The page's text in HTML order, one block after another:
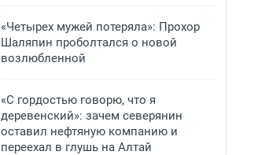
«Четырех мужей потеряла»: Прохор
Шаляпин проболтался о новой
возлюбленной
«С гордостью говорю, что я
деревенский»: зачем северянин
оставил нефтяную компанию и
переехал в глушь на Алтай